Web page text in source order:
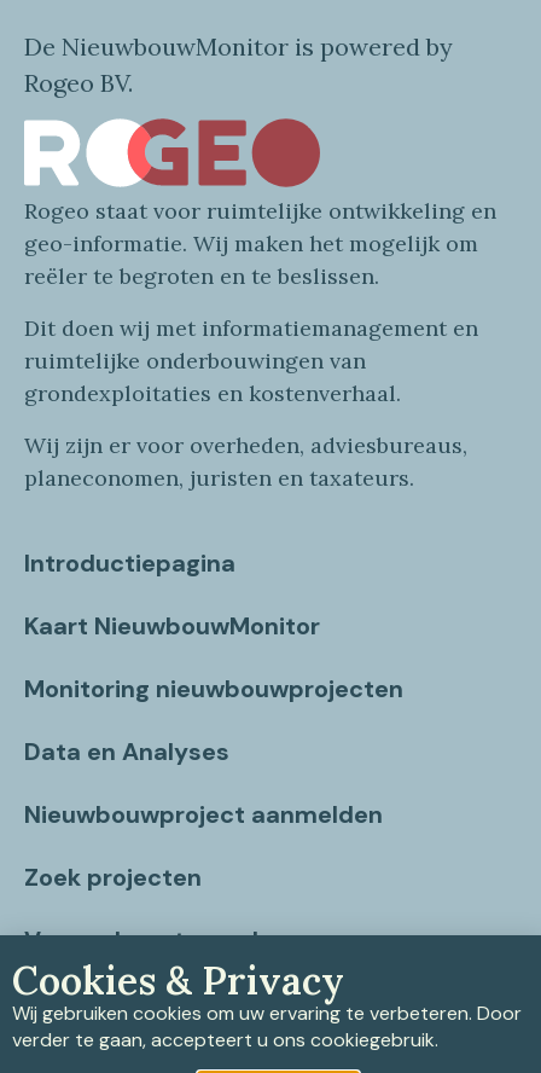
De NieuwbouwMonitor is powered by
Rogeo BV.
Rogeo staat voor ruimtelijke ontwikkeling en
geo-informatie. Wij maken het mogelijk om
reëler te begroten en te beslissen.
Dit doen wij met informatiemanagement en
ruimtelijke onderbouwingen van
grondexploitaties en kostenverhaal.
Wij zijn er voor overheden, adviesbureaus,
planeconomen, juristen en taxateurs.
Introductiepagina
Kaart NieuwbouwMonitor
Monitoring nieuwbouwprojecten
Data en Analyses
Nieuwbouwproject aanmelden
Zoek projecten
Vragen beantwoord
Contact
Cookies & Privacy
Wij gebruiken cookies om uw ervaring te verbeteren. Door
verder te gaan, accepteert u ons cookiegebruik.